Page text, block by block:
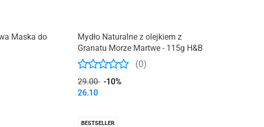
Maska do
Mydło Naturalne z olejkiem z
Granatu Morze Martwe - 115g H&B
(0)
29.00 -10%
26.10
BESTSELLER